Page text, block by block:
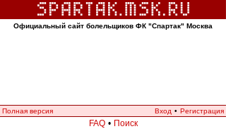
Официальный сайт болельщиков ФК "Спартак" Москва
Полная версия Вход • Регистрация
FAQ • Поиск